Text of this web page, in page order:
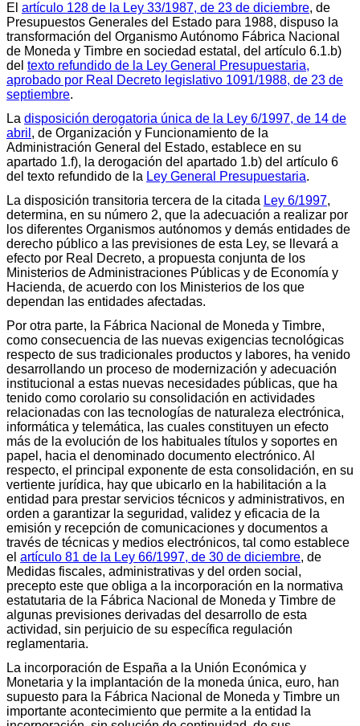
El artículo 128 de la Ley 33/1987, de 23 de diciembre, de
Presupuestos Generales del Estado para 1988, dispuso la
transformación del Organismo Autónomo Fábrica Nacional
de Moneda y Timbre en sociedad estatal, del artículo 6.1.b)
del texto refundido de la Ley General Presupuestaria,
aprobado por Real Decreto legislativo 1091/1988, de 23 de
septiembre.
La disposición derogatoria única de la Ley 6/1997, de 14 de
abril , de Organización y Funcionamiento de la
Administración General del Estado, establece en su
apartado 1.f), la derogación del apartado 1.b) del artículo 6
del texto refundido de la Ley General Presupuestaria.
La disposición transitoria tercera de la citada Ley 6/1997,
determina, en su número 2, que la adecuación a realizar por
los diferentes Organismos autónomos y demás entidades de
derecho público a las previsiones de esta Ley, se llevará a
efecto por Real Decreto, a propuesta conjunta de los
Ministerios de Administraciones Públicas y de Economía y
Hacienda, de acuerdo con los Ministerios de los que
dependan las entidades afectadas.
Por otra parte, la Fábrica Nacional de Moneda y Timbre,
como consecuencia de las nuevas exigencias tecnológicas
respecto de sus tradicionales productos y labores, ha venido
desarrollando un proceso de modernización y adecuación
institucional a estas nuevas necesidades públicas, que ha
tenido como corolario su consolidación en actividades
relacionadas con las tecnologías de naturaleza electrónica,
informática y telemática, las cuales constituyen un efecto
más de la evolución de los habituales títulos y soportes en
papel, hacia el denominado documento electrónico. Al
respecto, el principal exponente de esta consolidación, en su
vertiente jurídica, hay que ubicarlo en la habilitación a la
entidad para prestar servicios técnicos y administrativos, en
orden a garantizar la seguridad, validez y eficacia de la
emisión y recepción de comunicaciones y documentos a
través de técnicas y medios electrónicos, tal como establece
el artículo 81 de la Ley 66/1997, de 30 de diciembre, de
Medidas fiscales, administrativas y del orden social,
precepto este que obliga a la incorporación en la normativa
estatutaria de la Fábrica Nacional de Moneda y Timbre de
algunas previsiones derivadas del desarrollo de esta
actividad, sin perjuicio de su específica regulación
reglamentaria.
La incorporación de España a la Unión Económica y
Monetaria y la implantación de la moneda única, euro, han
supuesto para la Fábrica Nacional de Moneda y Timbre un
importante acontecimiento que permite a la entidad la